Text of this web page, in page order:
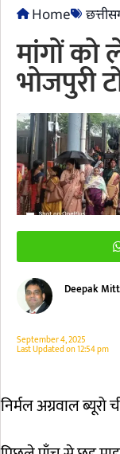
Home
मांगों को
भोजपुरी
Deepak
September 4, 2025
Last Updated on12:54 pm
निर्मल अग्रवाल